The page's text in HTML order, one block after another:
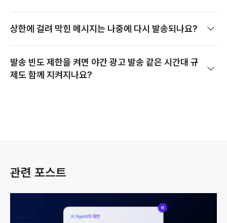
상한에 걸려 막힌 메시지는 나중에 다시 발송되나요?
발송 빈도 제한을 켜면 야간 광고 발송 같은 시간대 규
제도 함께 지켜지나요?
관련 포스트